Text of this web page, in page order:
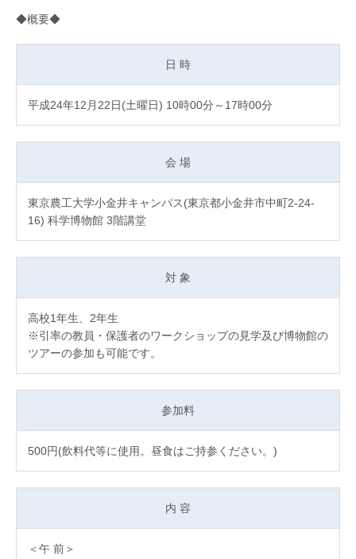
◆概要◆
日 時
平成24年12月22日(土曜日) 10時00分～17時00分
会 場
東京農工大学小金井キャンパス(東京都小金井市中町2-24-
16) 科学博物館 3階講堂
対 象
高校1年生、2年生
※引率の教員・保護者のワークショップの見学及び博物館の
ツアーの参加も可能です。
参加料
500円(飲料代等に使用。昼食はご持参ください。)
内 容
＜午 前＞